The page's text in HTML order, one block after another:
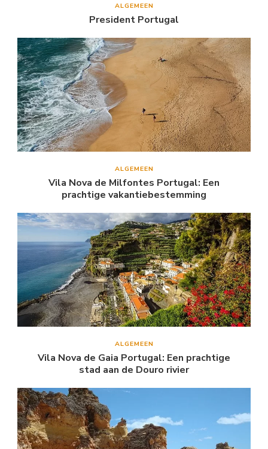
ALGEMEEN
President Portugal
ALGEMEEN
Vila Nova de Milfontes Portugal: Een
prachtige vakantiebestemming
ALGEMEEN
Vila Nova de Gaia Portugal: Een prachtige
stad aan de Douro rivier